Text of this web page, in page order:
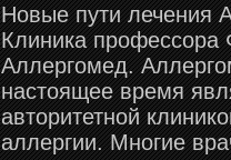
Новые пути лечения
Клиника профессора
Аллергомед.
настоящее время
авторитетной
аллергии. Многие